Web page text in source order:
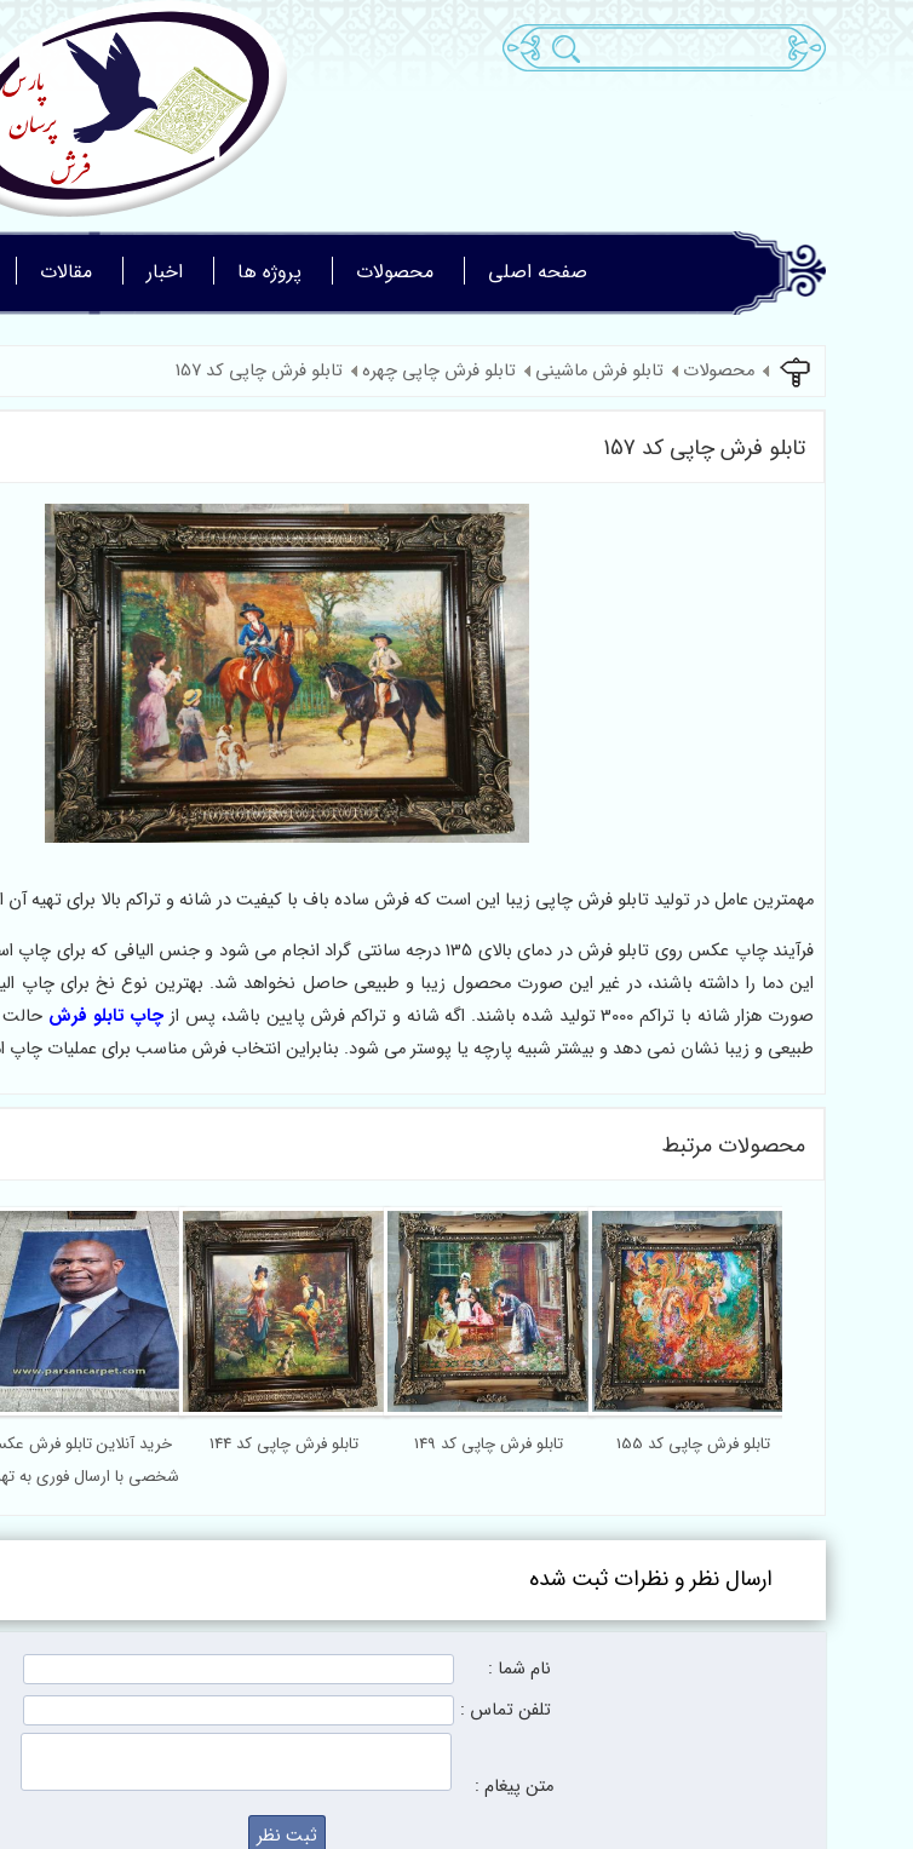
صفحه اصلی محصولات پروژه ها اخبار مقالات
محصولات تابلو فرش ماشینی تابلو فرش چاپی چهره تابلو فرش چاپی کد 157
تابلو فرش چاپی کد 157
مهمترین عامل در تولید تابلو فرش چاپی زیبا این است که فرش ساده باف با کیفیت در شانه و تراکم بالا برای تهیه آن
فرآیند چاپ عکس روی تابلو فرش در دمای بالای 135 درجه سانتی گراد انجام می شود و جنس
این دما را داشته باشند، در غیر این صورت محصول زیبا و طبیعی حاصل نخواهد شد. بهترین نوع نخ برای چاپ
صورت هزار شانه با تراکم 3000 تولید شده باشند. اگه شانه و تراکم فرش پایین باشد، پس از
چاپ تابلو فرش حالت
طبیعی و زیبا نشان نمی دهد و بیشتر شبیه پارچه یا پوستر می شود. بنابراین انتخاب فرش مناسب برای عملیات چاپ
محصولات مرتبط
خرید آنلاین تابلو فرش
شخصی با ارسال فوری به
تابلو فرش چاپی کد 144 تابلو فرش چاپی کد 149 تابلو فرش چاپی کد 155
ارسال نظر و نظرات ثبت شده
نام شما :
تلفن تماس :
متن پیغام :